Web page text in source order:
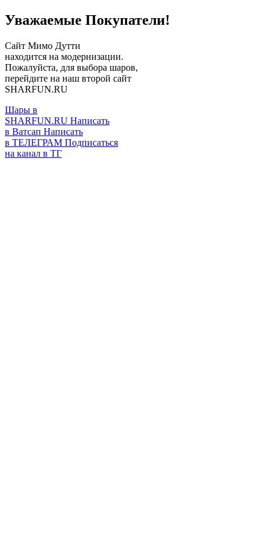
Уважаемые Покупатели!
Сайт Мимо Дутти
находится на модернизации.
Пожалуйста, для выбора шаров,
перейдите на наш второй сайт
SHARFUN.RU
Шары в
SHARFUN.RU Написать
в Ватсап Написать
в ТЕЛЕГРАМ Подписаться
на канал в ТГ